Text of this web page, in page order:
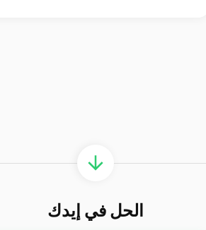
الحل في إيدك